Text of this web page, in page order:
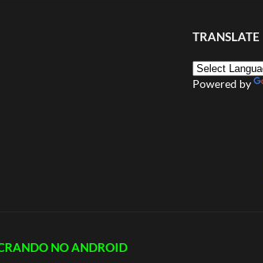
TRANSLATE
Powered by
NO ANDROID